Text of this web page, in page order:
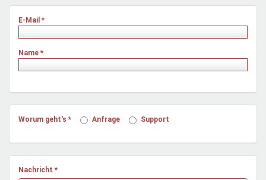
Jugendnetz
Freizeit & Reisen
Mentoren & Projekte
Demokratie & Beteiligung
Vor Ort
E-Mail *
Name *
Worum geht's * Anfrage Support
Nachricht *